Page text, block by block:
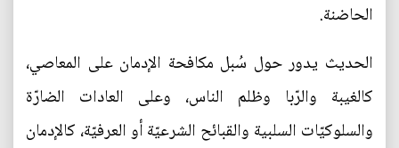
الحاضنة.
الحديث يدور حول سُبل مكافحة الإدمان على المعاصي،
كالغيبة والرّبا وظلم الناس، وعلى العادات الضارّة
والسلوكيّات السلبية والقبائح الشرعيّة أو العرفيّة، كالإدمان